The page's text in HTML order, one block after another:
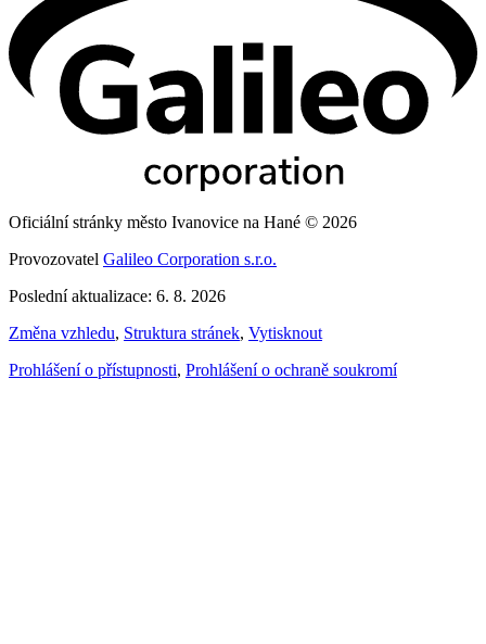
Oficiální stránky město Ivanovice na Hané © 2026
Provozovatel Galileo Corporation s.r.o.
Poslední aktualizace: 6. 8. 2026
Změna vzhledu, Struktura stránek, Vytisknout
Prohlášení o přístupnosti, Prohlášení o ochraně soukromí